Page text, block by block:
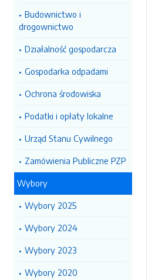
Budownictwo i
drogownictwo
Działalność gospodarcza
Gospodarka odpadami
Ochrona środowiska
Podatki i opłaty lokalne
Urząd Stanu Cywilnego
Zamówienia Publiczne PZP
Wybory
Wybory 2025
Wybory 2024
Wybory 2023
Wybory 2020